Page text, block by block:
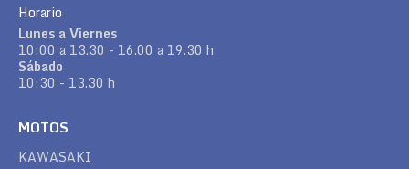
Horario
Lunes a Viernes
10:00 a 13.30 - 16.00 a 19.30 h
Sábado
10:30 - 13.30 h
MOTOS
KAWASAKI